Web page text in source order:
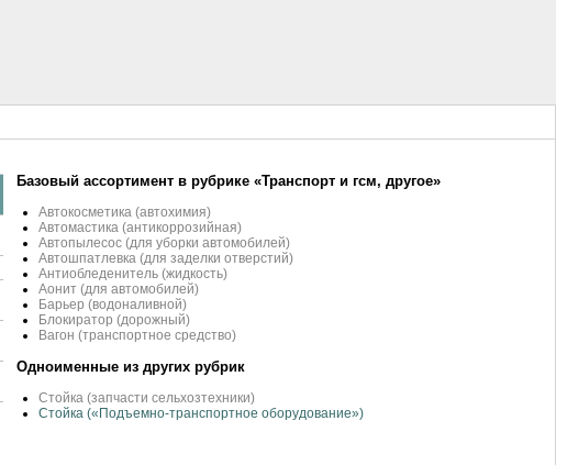
Базовый ассортимент в рубрике «Транспорт и гсм, другое»
Автокосметика (автохимия)
Автомастика (антикоррозийная)
Автопылесос (для уборки автомобилей)
Автошпатлевка (для заделки отверстий)
Антиобледенитель (жидкость)
Аонит (для автомобилей)
Барьер (водоналивной)
Блокиратор (дорожный)
Вагон (транспортное средство)
Одноименные из других рубрик
Стойка (запчасти сельхозтехники)
Стойка («Подъемно-транспортное оборудование»)